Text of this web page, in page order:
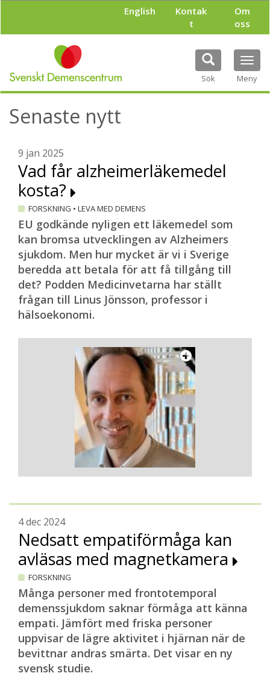
l
English
Kontak
t
Om
oss
Sök Meny
Senaste nytt
9 jan 2025
Vad får alzheimerläkemedel
kosta?
FORSKNING • LEVA MED DEMENS
EU godkände nyligen ett läkemedel som
kan bromsa utvecklingen av Alzheimers
sjukdom. Men hur mycket är vi i Sverige
beredda att betala för att få tillgång till
det? Podden Medicinvetarna har ställt
frågan till Linus Jönsson, professor i
hälsoekonomi.
4 dec 2024
Nedsatt empatiförmåga kan
avläsas med magnetkamera
FORSKNING
Många personer med frontotemporal
demenssjukdom saknar förmåga att känna
empati. Jämfört med friska personer
uppvisar de lägre aktivitet i hjärnan när de
bevittnar andras smärta. Det visar en ny
svensk studie.